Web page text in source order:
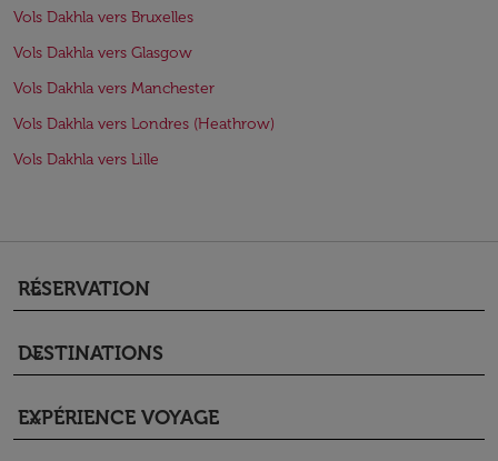
Vols Dakhla vers Bruxelles
Vols Dakhla vers Glasgow
Vols Dakhla vers Manchester
Vols Dakhla vers Londres (Heathrow)
Vols Dakhla vers Lille
RÉSERVATION
keyboard_arrow_down
DESTINATIONS
keyboard_arrow_down
EXPÉRIENCE VOYAGE
keyboard_arrow_down